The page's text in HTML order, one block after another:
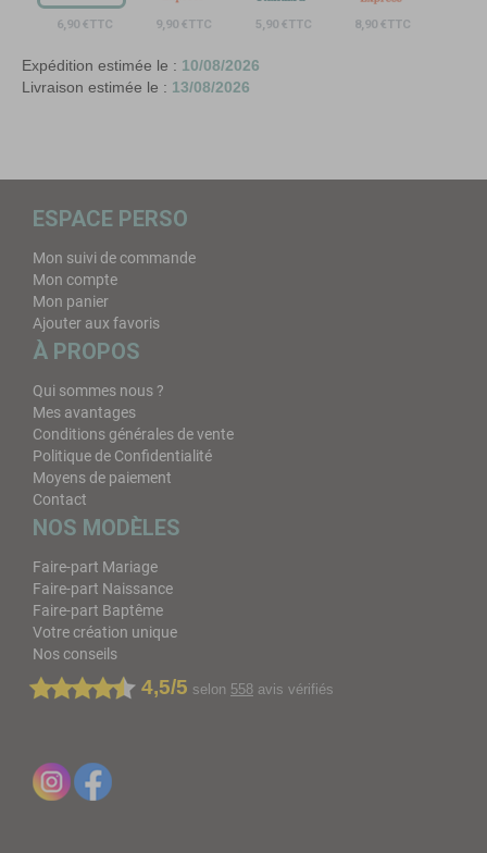
6,90 €TTC 9,90 €TTC 5,90 €TTC 8,90 €TTC
Expédition estimée le : 10/08/2026
Livraison estimée le : 13/08/2026
ESPACE PERSO
Mon suivi de commande
Mon compte
Mon panier
Ajouter aux favoris
À PROPOS
Qui sommes nous ?
Mes avantages
Conditions générales de vente
Politique de Confidentialité
Moyens de paiement
Contact
NOS MODÈLES
Faire-part Mariage
Faire-part Naissance
Faire-part Baptême
Votre création unique
Nos conseils
4,5/5 selon 558 avis vérifiés